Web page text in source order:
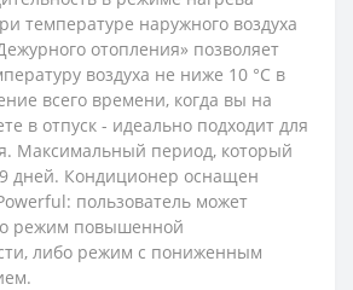
температуре наружного воздуха
отопления» позволяет
воздуха не ниже 10 °C в
всего времени, когда вы на
в отпуск - идеально подходит для
Максимальный период, который
дней. Кондиционер оснащен
пользователь может
режим повышенной
либо режим с пониженным